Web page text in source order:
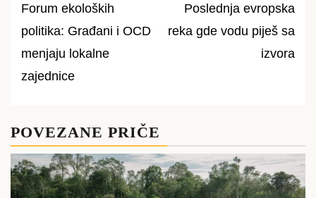
Post
navigation
Forum ekoloških
politika: Građani i OCD
menjaju lokalne
zajednice
Poslednja evropska
reka gde vodu piješ sa
izvora
POVEZANE PRIČE